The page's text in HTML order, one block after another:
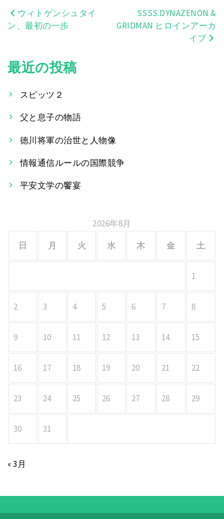
投
ナ
ビ
ゲ
ー
シ
ョ
ウィトゲンシュタイ
ン、最初の一歩
SSSS.DYNAZENON &
GRIDMAN ヒロインアーカ
イブ
最近の投稿
スピッツ２
父と息子の物語
徳川将軍の治世と人物像
情報通信ルールの国際競争
平安文学の饗宴
2026年8月
日
月 火 水 木 金 土
1
2 3 4 5 6 7 8
9 10 11 12 13 14 15
16 17 18 19 20 21 22
23 24 25 26 27 28 29
30 31
« 3月